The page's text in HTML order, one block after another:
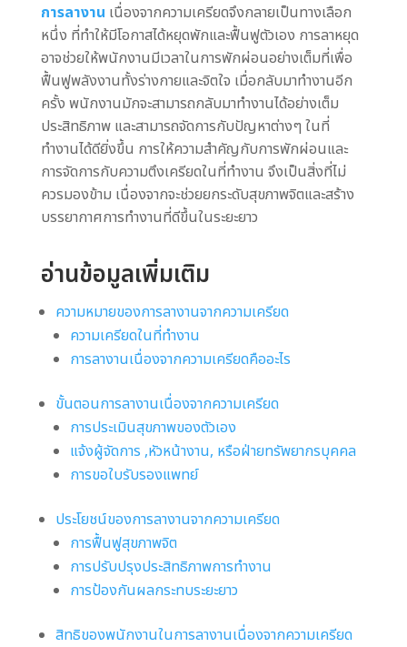
การลางาน เนื่องจากความเครียดจึงกลายเป็นทางเลือก
หนึ่ง ที่ทำให้มีโอกาสได้หยุดพักและฟื้นฟูตัวเอง การลาหยุด
อาจช่วยให้พนักงานมีเวลาในการพักผ่อนอย่างเต็มที่เพื่อ
ฟื้นฟูพลังงานทั้งร่างกายและจิตใจ เมื่อกลับมาทำงานอีก
ครั้ง พนักงานมักจะสามารถกลับมาทำงานได้อย่างเต็ม
ประสิทธิภาพ และสามารถจัดการกับปัญหาต่างๆ ในที่
ทำงานได้ดียิ่งขึ้น การให้ความสำคัญกับการพักผ่อนและ
การจัดการกับความตึงเครียดในที่ทำงาน จึงเป็นสิ่งที่ไม่
ควรมองข้าม เนื่องจากจะช่วยยกระดับสุขภาพจิตและสร้าง
บรรยากาศการทำงานที่ดีขึ้นในระยะยาว
อ่านข้อมูลเพิ่มเติม
ความหมายของการลางานจากความเครียด
ความเครียดในที่ทำงาน
การลางานเนื่องจากความเครียดคืออะไร
ขั้นตอนการลางานเนื่องจากความเครียด
การประเมินสุขภาพของตัวเอง
แจ้งผู้จัดการ ,หัวหน้างาน, หรือฝ่ายทรัพยากรบุคคล
การขอใบรับรองแพทย์
ประโยชน์ของการลางานจากความเครียด
การฟื้นฟูสุขภาพจิต
การปรับปรุงประสิทธิภาพการทำงาน
การป้องกันผลกระทบระยะยาว
สิทธิของพนักงานในการลางานเนื่องจากความเครียด